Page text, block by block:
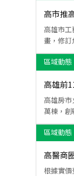
高市推
高雄市
畫，修訂
區域動態
高雄前
高雄房
萬棟，創
區域動態
高醫商
根據實價